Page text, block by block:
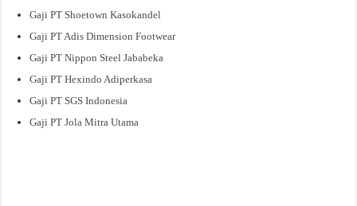
Gaji PT Shoetown Kasokandel
Gaji PT Adis Dimension Footwear
Gaji PT Nippon Steel Jababeka
Gaji PT Hexindo Adiperkasa
Gaji PT SGS Indonesia
Gaji PT Jola Mitra Utama